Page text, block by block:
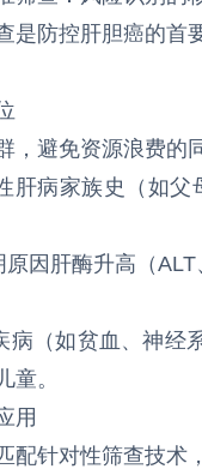
是防控肝胆癌的首
，避免资源浪费的
肝病家族史（如
因肝酶升高（
病（如贫血、神经
童。
用
配针对性筛查技术